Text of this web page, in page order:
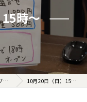
時〜
10月20日（日）15時〜